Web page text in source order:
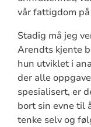
vår fattigdom
Stadig må jeg
Arendts kjente
hun utviklet i
der alle
spesialisert, er
bort sin evne til
tenke selv og